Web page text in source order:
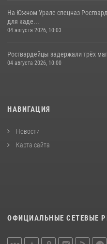
На Южном Урале спецназ
для каде...
04 августа 2026, 10:03
Росгвардейцы задержали трёх
04 августа 2026, 10:00
НАВИГАЦИЯ
Новости
Карта сайта
ОФИЦИАЛЬНЫЕ СЕТЕВЫЕ